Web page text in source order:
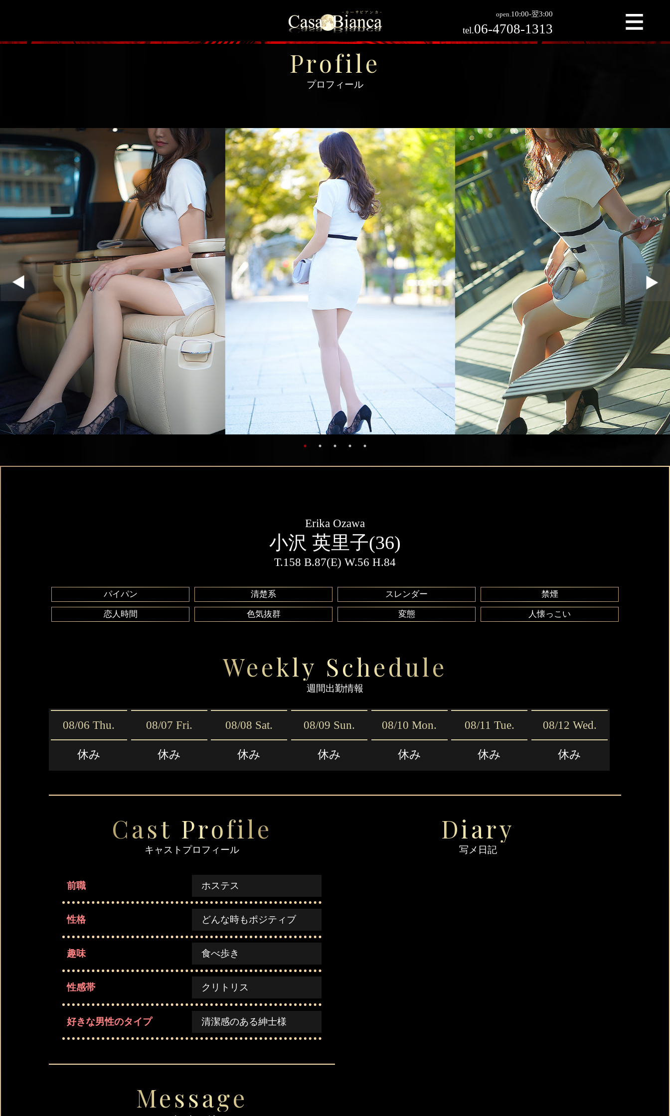
open.10:00-翌3:00
tel.06-4708-1313
＞プロフィール
Profile
プロフィール
Erika Ozawa
小沢 英里子(36)
T.158 B.87(E) W.56 H.84
パイパン 清楚系 スレンダー 禁煙
恋人時間 色気抜群 変態 人懐っこい
Weekly Schedule
週間出勤情報
08/06 Thu.
休み
08/07 Fri.
休み
08/08 Sat.
休み
08/09 Sun.
休み
08/10 Mon.
休み
08/11 Tue.
休み
08/12 Wed.
休み
Cast Profile
キャストプロフィール
前職 ホステス
性格 どんな時もポジティブ
趣味 食べ歩き
性感帯 クリトリス
好きな男性のタイプ 清潔感のある紳士様
Message
Diary
写メ日記